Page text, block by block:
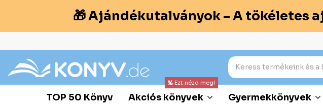
🎁 Ajándékutalványok – A tökéletes
TOP 50 Könyv Akciós könyvek
Ezt nézd meg!
Gyermekkönyvek